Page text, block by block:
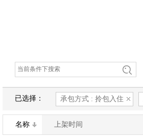
已选择： 承包方式 : 拎包入住
名称 上架时间